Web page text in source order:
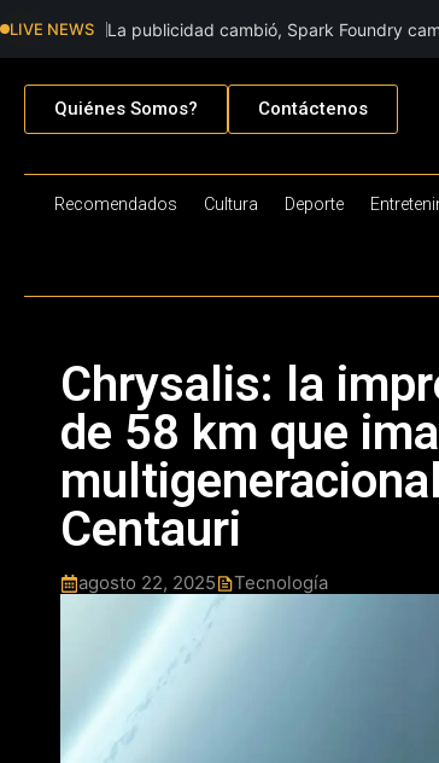
LIVE NEWS La publicidad cambió, Spark Foundry
Quiénes Somos? Contáctenos
Recomendados Cultura Deporte
Chrysalis: la
de 58 km que
Centauri
agosto 22, 2025 Tecnología